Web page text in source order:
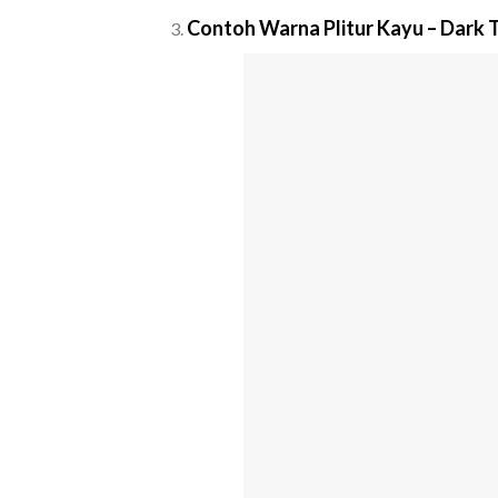
Contoh Warna Plitur Kayu – Dark